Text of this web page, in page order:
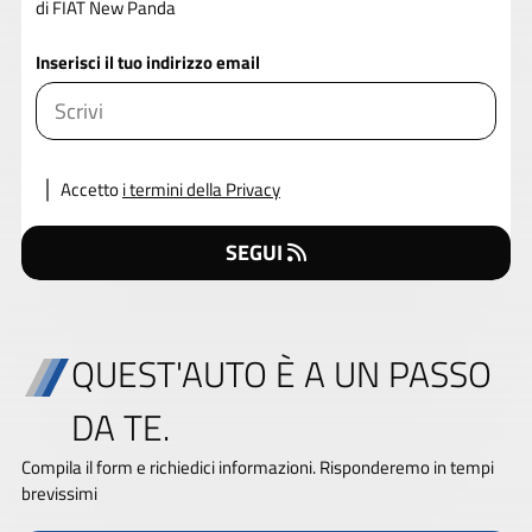
di FIAT New Panda
Inserisci il tuo indirizzo email
Accettoi termini della Privacy
SEGUI
QUEST'AUTO È A UN PASSO
DA TE.
Compila il form e richiedici informazioni. Risponderemo in tempi
brevissimi